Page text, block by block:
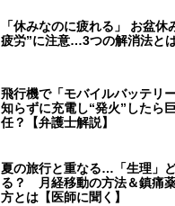
「休みなのに疲れる」 お盆休
疲労”に注意…3つの解消法と
飛行機で「モバイルバッテリ
知らずに充電し“発火”したら
任？【弁護士解説】
夏の旅行と重なる…「生理」
る？ 月経移動の方法＆鎮痛
方とは【医師に聞く】